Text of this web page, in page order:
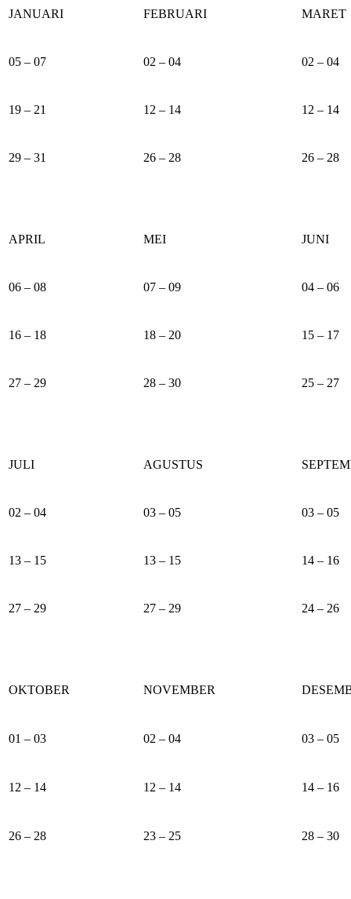
JANUARI FEBRUARI MARET
05 – 07 02 – 04 02 – 04
19 – 21 12 – 14 12 – 14
29 – 31 26 – 28 26 – 28
APRIL MEI JUNI
06 – 08 07 – 09 04 – 06
16 – 18 18 – 20 15 – 17
27 – 29 28 – 30 25 – 27
JULI AGUSTUS
02 – 04 03 – 05 03 – 05
13 – 15 13 – 15 14 – 16
27 – 29 27 – 29 24 – 26
OKTOBER NOVEMBER
01 – 03 02 – 04 03 – 05
12 – 14 12 – 14 14 – 16
26 – 28 23 – 25 28 – 30